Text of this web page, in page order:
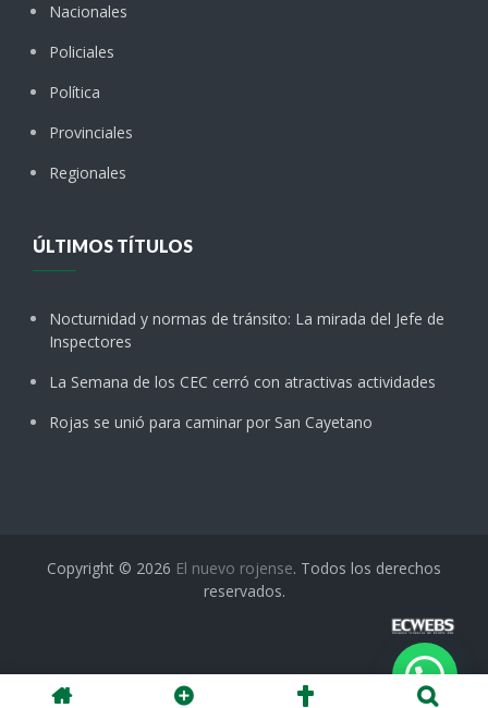
Nacionales
Policiales
Política
Provinciales
Regionales
ÚLTIMOS TÍTULOS
Nocturnidad y normas de tránsito: La mirada del Jefe de
Inspectores
La Semana de los CEC cerró con atractivas actividades
Rojas se unió para caminar por San Cayetano
Copyright © 2026 El nuevo rojense. Todos los derechos
reservados.